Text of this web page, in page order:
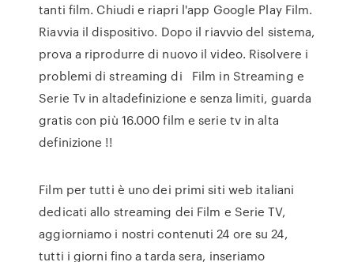
tanti film. Chiudi e riapri l'app Google Play Film.
Riavvia il dispositivo. Dopo il riavvio del sistema,
prova a riprodurre di nuovo il video. Risolvere i
problemi di streaming di Film in Streaming e
Serie Tv in altadefinizione e senza limiti, guarda
gratis con più 16.000 film e serie tv in alta
definizione !!
Film per tutti è uno dei primi siti web italiani
dedicati allo streaming dei Film e Serie TV,
aggiorniamo i nostri contenuti 24 ore su 24,
tutti i giorni fino a tarda sera, inseriamo